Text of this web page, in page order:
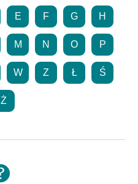
E F G H
M N O P
W Z Ł Ś
Ż